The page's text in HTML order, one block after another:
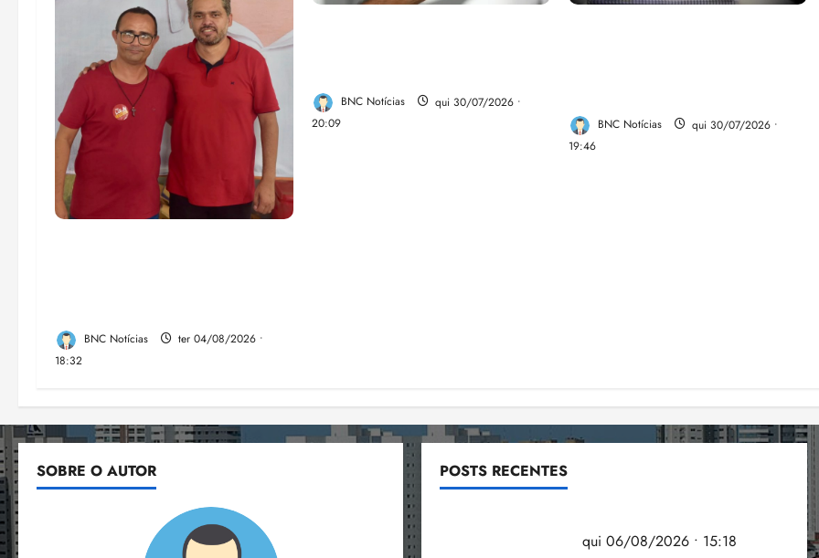
BNC Notícias
ter 04/08/2026 •
18:32
BNC Notícias
qui 30/07/2026 •
20:09
BNC Notícias
qui 30/07/2026 •
19:46
SOBRE O AUTOR POSTS RECENTES
qui 06/08/2026 • 15:18